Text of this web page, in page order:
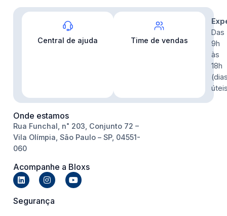
Central de ajuda Time de vendas
Das
9h
às
18h
Onde estamos
Rua Funchal, n˚ 203, Conjunto 72 –
Vila Olímpia, São Paulo – SP, 04551-
060
Acompanhe a Bloxs
Segurança